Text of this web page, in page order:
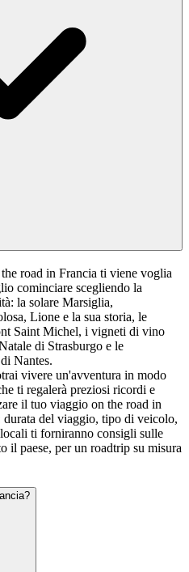
road in Francia ti viene voglia
cominciare scegliendo la
la solare Marsiglia,
Lione e la sua storia, le
Saint Michel, i vigneti di vino
di Strasburgo e le
Nantes.
vivere un'avventura in modo
ti regalerà preziosi ricordi e
il tuo viaggio on the road in
durata del viaggio, tipo di veicolo,
ti forniranno consigli sulle
il paese, per un roadtrip su misura